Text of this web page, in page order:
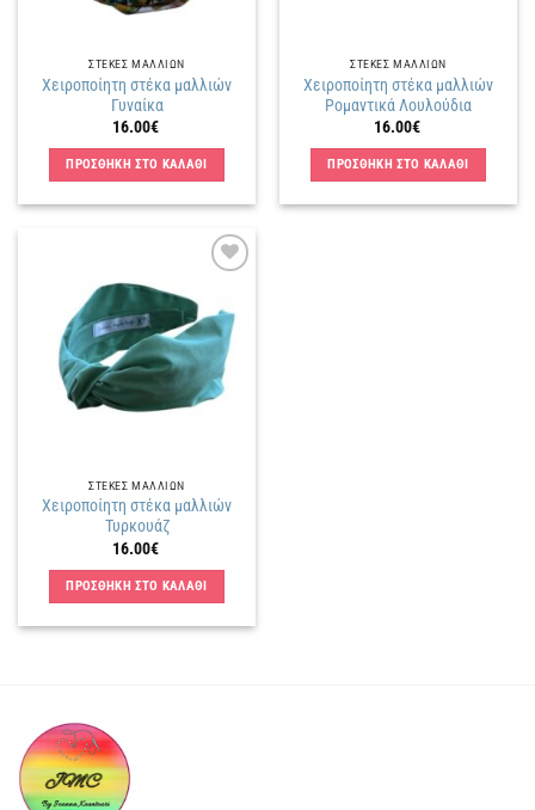
ΣΤΕΚΕΣ ΜΑΛΛΙΩΝ
Χειροποίητη στέκα μαλλιών
Γυναίκα
16.00€
ΠΡΟΣΘΗΚΗ ΣΤΟ ΚΑΛΑΘΙ
ΣΤΕΚΕΣ ΜΑΛΛΙΩΝ
Χειροποίητη στέκα μαλλιών
Ρομαντικά Λουλούδια
16.00€
ΠΡΟΣΘΗΚΗ ΣΤΟ ΚΑΛΑΘΙ
στην
λίστα
επιθυμιών
ΣΤΕΚΕΣ ΜΑΛΛΙΩΝ
Χειροποίητη στέκα μαλλιών
Τυρκουάζ
16.00€
ΠΡΟΣΘΗΚΗ ΣΤΟ ΚΑΛΑΘΙ